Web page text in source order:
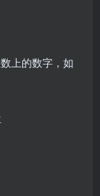
上的数字，如